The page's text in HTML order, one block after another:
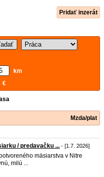
Pridať inzerát
km
€
Mzda/plat
/ predavačku ... - [1.7. 2026]
mäsiarstva v Nitre
milú ...